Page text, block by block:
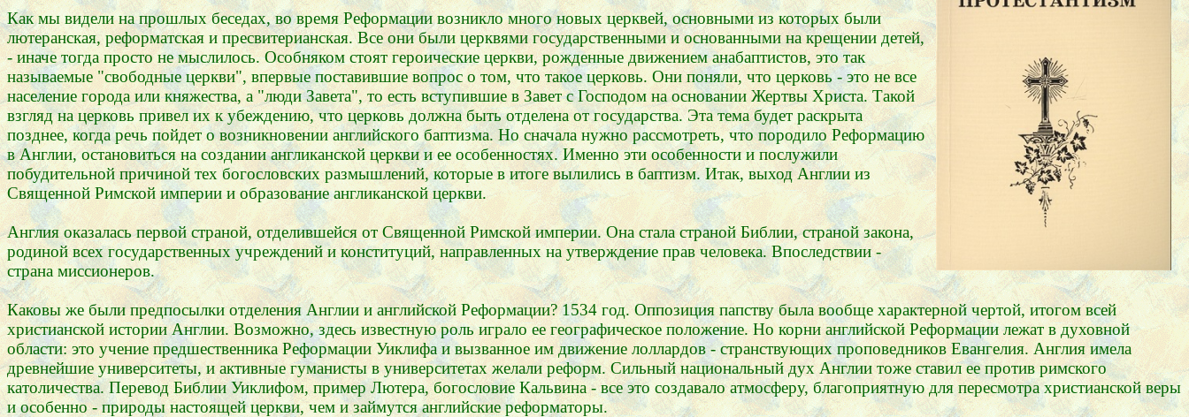
Как мы видели на прошлых беседах, во время Реформации возникло много новых церквей, основными из которых были
лютеранская, реформатская и пресвитерианская. Все они были церквями государственными и основанными на крещении детей,
- иначе тогда просто не мыслилось. Особняком стоят героические церкви, рожденные движением анабаптистов, это так
называемые "свободные церкви", впервые поставившие вопрос о том, что такое церковь. Они поняли, что церковь - это не все
население города или княжества, а "люди Завета", то есть вступившие в Завет с Господом на основании Жертвы Христа. Такой
взгляд на церковь привел их к убеждению, что церковь должна быть отделена от государства. Эта тема будет раскрыта
позднее, когда речь пойдет о возникновении английского баптизма. Но сначала нужно рассмотреть, что породило Реформацию
в Англии, остановиться на создании англиканской церкви и ее особенностях. Именно эти особенности и послужили
побудительной причиной тех богословских размышлений, которые в итоге вылились в баптизм. Итак, выход Англии из
Священной Римской империи и образование англиканской церкви.
Англия оказалась первой страной, отделившейся от Священной Римской империи. Она стала страной Библии, страной закона,
родиной всех государственных учреждений и конституций, направленных на утверждение прав человека. Впоследствии -
страна миссионеров.
Каковы же были предпосылки отделения Англии и английской Реформации? 1534 год. Оппозиция папству была вообще характерной чертой, итогом всей
христианской истории Англии. Возможно, здесь известную роль играло ее географическое положение. Но корни английской Реформации лежат в духовной
области: это учение предшественника Реформации Уиклифа и вызванное им движение лоллардов - странствующих проповедников Евангелия. Англия имела
древнейшие университеты, и активные гуманисты в университетах желали реформ. Сильный национальный дух Англии тоже ставил ее против римского
католичества. Перевод Библии Уиклифом, пример Лютера, богословие Кальвина - все это создавало атмосферу, благоприятную для пересмотра христианской веры
и особенно - природы настоящей церкви, чем и займутся английские реформаторы.